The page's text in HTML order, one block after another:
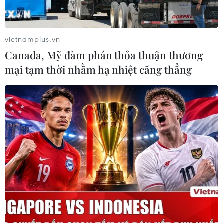
Hàn Quốc tái khẳng định mục tiêu
chung sống hòa bình với Triều Tiên
06/08/2026 15:33
Lở đất tại Philippines khiến ít nhất 4
người thiệt mạng
06/08/2026 15:06
Trung Quốc thử nghiệm tuyến tàu
cao tốc xuyên vùng đất đóng băng
vĩnh cửu
06/08/2026 12:35
vietnamplus.vn
Canada, Mỹ đàm phán thỏa thuận thương
mại tạm thời nhằm hạ nhiệt căng thẳng